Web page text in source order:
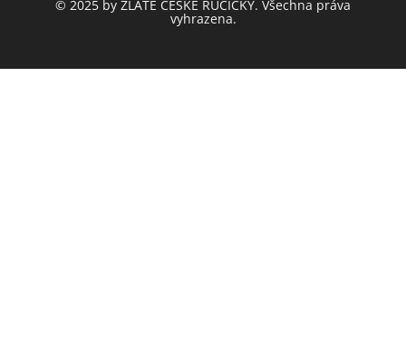
© 2025 by ZLATÉ ČESKÉ RUČIČKY. Všechna práva
vyhrazena.